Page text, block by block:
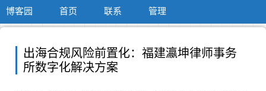
博客园 首页 联系 管理
出海合规风险前置化：福建瀛坤律师事务
所数字化解决方案